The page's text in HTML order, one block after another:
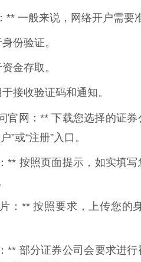
** 一般来说，网络开户需要
份验证。
金存取。
接收验证码和通知。
官网：** 下载您选择的证
”或“注册”入口。
** 按照页面提示，如实填写
：** 按照要求，上传您的
** 部分证券公司会要求进